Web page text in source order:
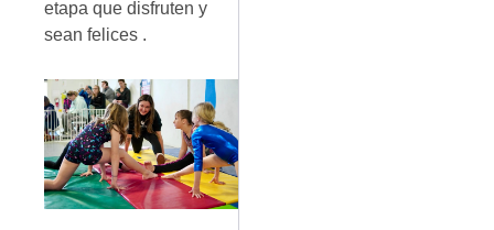
etapa que disfruten y
sean felices .